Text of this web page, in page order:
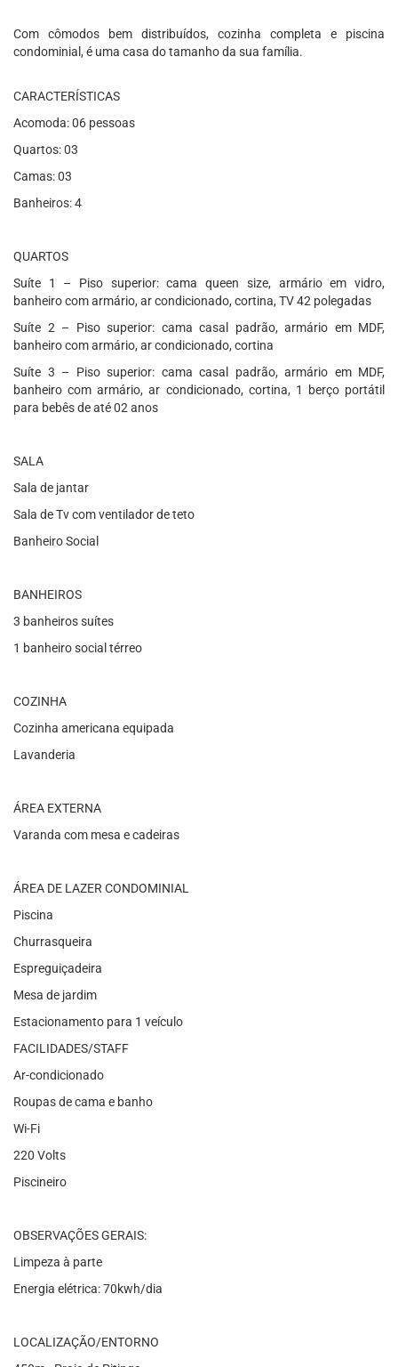
Com cômodos bem distribuídos, cozinha completa e piscina
condominial, é uma casa do tamanho da sua família.
CARACTERÍSTICAS
Acomoda: 06 pessoas
Quartos: 03
Camas: 03
Banheiros: 4
QUARTOS
Suíte 1 – Piso superior: cama queen size, armário em vidro,
banheiro com armário, ar condicionado, cortina, TV 42 polegadas
Suíte 2 – Piso superior: cama casal padrão, armário em MDF,
banheiro com armário, ar condicionado, cortina
Suíte 3 – Piso superior: cama casal padrão, armário em MDF,
banheiro com armário, ar condicionado, cortina, 1 berço portátil
para bebês de até 02 anos
SALA
Sala de jantar
Sala de Tv com ventilador de teto
Banheiro Social
BANHEIROS
3 banheiros suítes
1 banheiro social térreo
COZINHA
Cozinha americana equipada
Lavanderia
ÁREA EXTERNA
Varanda com mesa e cadeiras
ÁREA DE LAZER CONDOMINIAL
Piscina
Churrasqueira
Espreguiçadeira
Mesa de jardim
Estacionamento para 1 veículo
FACILIDADES/STAFF
Ar-condicionado
Roupas de cama e banho
Wi-Fi
220 Volts
Piscineiro
OBSERVAÇÕES GERAIS:
Limpeza à parte
Energia elétrica: 70kwh/dia
LOCALIZAÇÃO/ENTORNO